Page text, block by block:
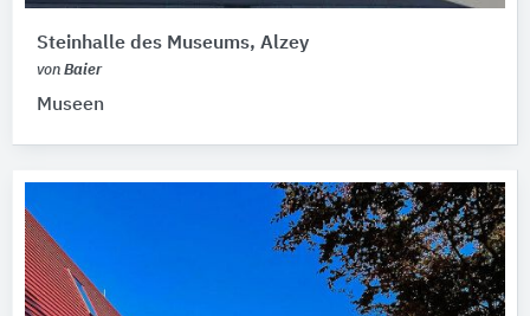
Steinhalle des Museums, Alzey
von Baier
Museen